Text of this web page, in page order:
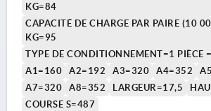
KG=84
CAPACITÉ DE CHARGE PAR PAIRE (10
KG=95
TYPE DE CONDITIONNEMENT=1 PIÈCE
A1=160
A2=192 A3=320 A4=352
A7=320
A8=352 LARGEUR=17,5
COURSE S=487